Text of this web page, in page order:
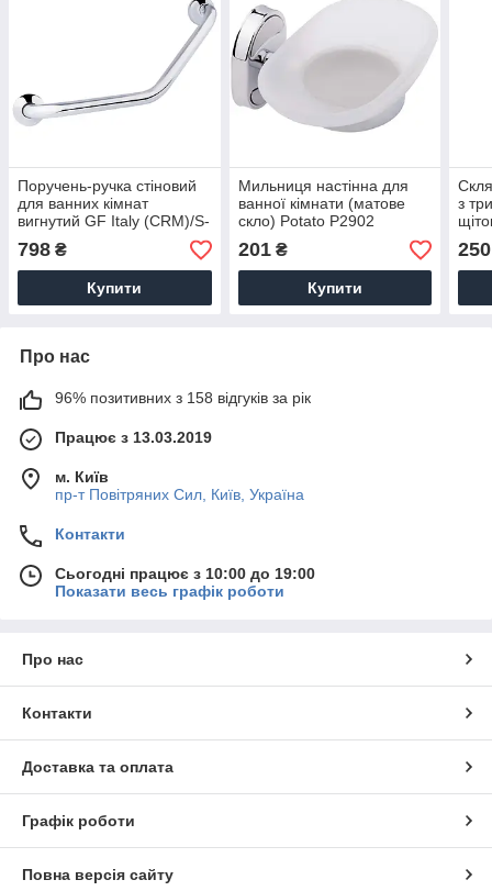
Поручень-ручка стіновий
для ванних кімнат
вигнутий GF Italy (CRM)/S-
3517 хром поруч для
ванної кутової
798 ₴
Купити
Мильниця настінна для
ванної кімнати (матове
скло) Potato P2902
201₴
Купити
з
250
Про нас
96% позитивних з 158 відгуків за рік
Працює з 13.03.2019
м. Київ
пр-т Повiтряних Сил, Київ, Україна
Контакти
Сьогодні працює з 10:00 до 19:00
Показати весь графік роботи
Про нас
Контакти
Доставка та оплата
Графік роботи
Повна версія сайту